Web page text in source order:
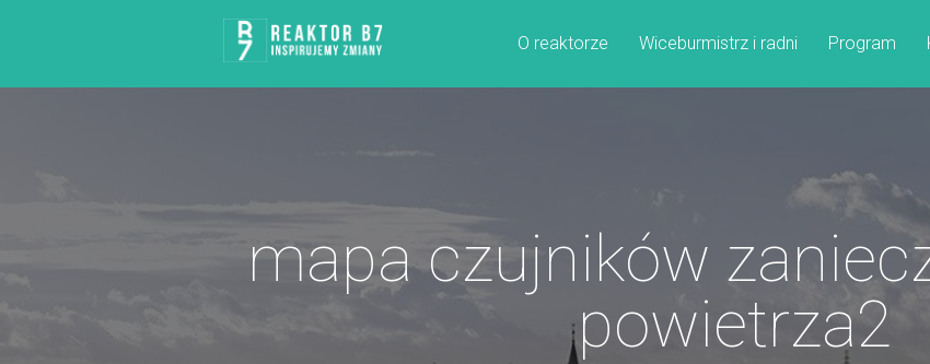
O reaktorze Wiceburmistrz i radni Program
mapa czujników
powietrza2